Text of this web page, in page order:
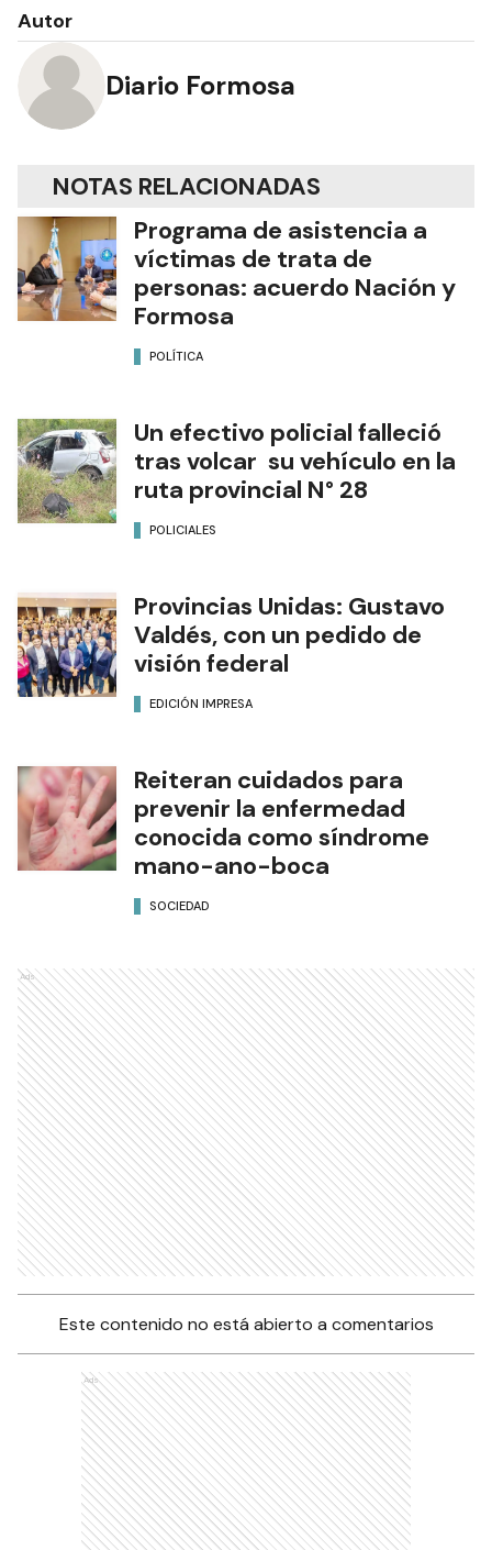
Autor
Diario Formosa
NOTAS RELACIONADAS
Programa de asistencia a
víctimas de trata de
personas: acuerdo Nación y
Formosa
POLÍTICA
Un efectivo policial falleció
tras volcar su vehículo en la
ruta provincial N° 28
POLICIALES
Provincias Unidas: Gustavo
Valdés, con un pedido de
visión federal
EDICIÓN IMPRESA
Reiteran cuidados para
prevenir la enfermedad
conocida como síndrome
mano-ano-boca
SOCIEDAD
Ads
Este contenido no está abierto a comentarios
Ads